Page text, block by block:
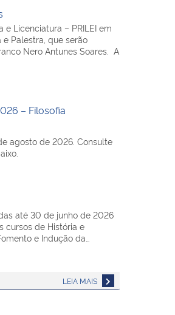
Licenciatura – PRILEI em
Palestra, que serão
Nero Antunes Soares. A
– Filosofia
agosto de 2026. Consulte
até 30 de junho de 2026
cursos de História e
e Indução da…
LEIA MAIS